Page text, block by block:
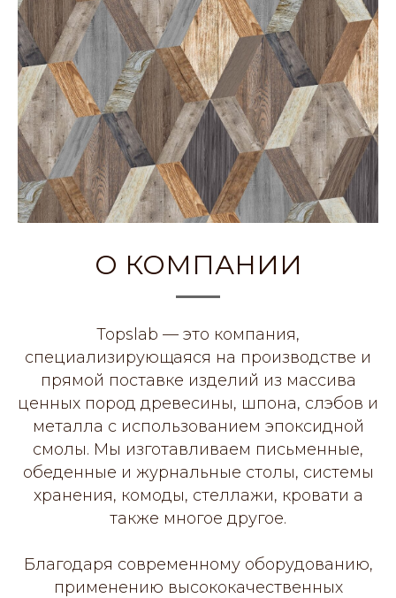
О КОМПАНИИ
Topslab — это компания,
специализирующаяся на производстве и
прямой поставке изделий из массива
ценных пород древесины, шпона, слэбов и
металла с использованием эпоксидной
смолы. Мы изготавливаем письменные,
обеденные и журнальные столы, системы
хранения, комоды, стеллажи, кровати а
также многое другое.
Благодаря современному оборудованию,
применению высококачественных